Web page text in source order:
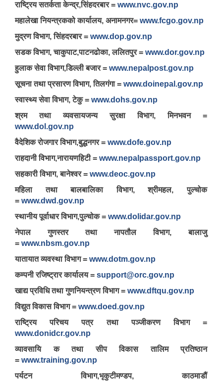
राष्ट्रिय सतर्कता केन्द्र,सिंहदरबार = www.nvc.gov.np
महालेखा नियन्त्रकको कार्यालय, अनामनगर= www.fcgo.gov.np
मुद्रण विभाग, सिंहदरबार = www.dop.gov.np
सडक विभाग, चाकुपाट,पाटनढोका, ललितपुर = www.dor.gov.np
हुलाक सेवा विभाग,डिल्ली बजार = www.nepalpost.gov.np
सूचना तथा प्रसारण विभाग, तिलगंगा = www.doinepal.gov.np
स्वास्थ्य सेवा विभाग, टेकु = www.dohs.gov.np
श्रम तथा व्यवसायजन्य सुरक्षा विभाग, मिनभवन =
www.dol.gov.np
वैदेशिक रोजगार विभाग,बुद्धनगर = www.dofe.gov.np
राहदानी विभाग,नारायणहिटी = www.nepalpassport.gov.np
सहकारी विभाग, बानेश्वर = www.deoc.gov.np
महिला तथा बालबालिका विभाग, श्रीमहल, पुल्चोक
= www.dwd.gov.np
स्थानीय पूर्वाधार विभाग,पुल्चोक = www.dolidar.gov.np
नेपाल गुणस्तर तथा नापतौल विभाग, बालाजु
= www.nbsm.gov.np
यातायात व्यवस्था विभाग = www.dotm.gov.np
कम्पनी रजिष्ट्रार कार्यालय = support@orc.gov.np
खाद्य प्रविधि तथा गुणनियन्त्रण विभाग = www.dftqu.gov.np
विद्युत विकास विभाग = www.doed.gov.np
राष्ट्रिय परिचय पत्र तथा पञ्जीकरण विभाग =
www.donidcr.gov.np
व्यावसायि क तथा सीप विकास तालिम प्रतिष्ठान
= www.training.gov.np
पर्यटन विभाग,भृकुटीमण्डप, काठमाडौं